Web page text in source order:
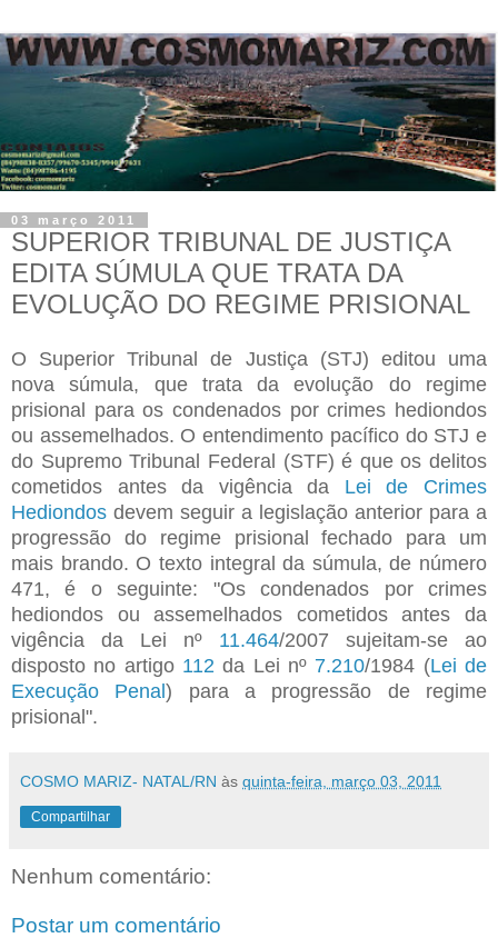
03 março 2011
SUPERIOR TRIBUNAL DE JUSTIÇA
EDITA SÚMULA QUE TRATA DA
EVOLUÇÃO DO REGIME PRISIONAL
O Superior Tribunal de Justiça (STJ) editou uma
nova súmula, que trata da evolução do regime
prisional para os condenados por crimes hediondos
ou assemelhados. O entendimento pacífico do STJ e
do Supremo Tribunal Federal (STF) é que os delitos
cometidos antes da vigência da Lei de Crimes
Hediondos devem seguir a legislação anterior para a
progressão do regime prisional fechado para um
mais brando. O texto integral da súmula, de número
471, é o seguinte: "Os condenados por crimes
hediondos ou assemelhados cometidos antes da
vigência da Lei nº 11.464/2007 sujeitam-se ao
disposto no artigo 112 da Lei nº 7.210/1984 (Lei de
Execução Penal) para a progressão de regime
prisional".
COSMO MARIZ- NATAL/RN às quinta-feira, março 03, 2011
Compartilhar
Nenhum comentário:
Postar um comentário